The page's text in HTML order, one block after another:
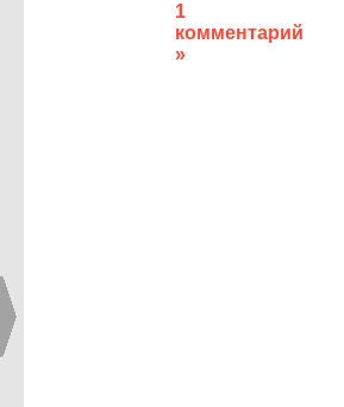
1
комментарий
»